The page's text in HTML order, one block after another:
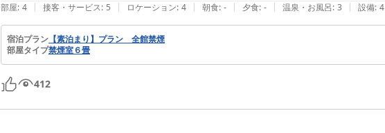
部屋: 4 | 接客・サービス: 5 | ロケーション: 4 | 朝食: - | 夕食: - | 温泉・お風呂: 3 | 設備: 4
宿泊プラン 【素泊まり】プラン 全館禁煙
部屋タイプ禁煙室６畳
412